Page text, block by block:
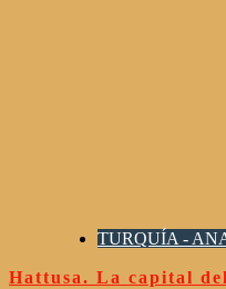
TURQUÍA -
Hattusa. La capital